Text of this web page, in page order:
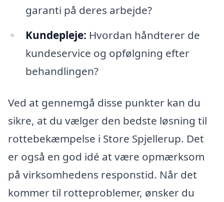
garanti på deres arbejde?
Kundepleje: Hvordan håndterer de
kundeservice og opfølgning efter
behandlingen?
Ved at gennemgå disse punkter kan du
sikre, at du vælger den bedste løsning til
rottebekæmpelse i Store Spjellerup. Det
er også en god idé at være opmærksom
på virksomhedens responstid. Når det
kommer til rotteproblemer, ønsker du